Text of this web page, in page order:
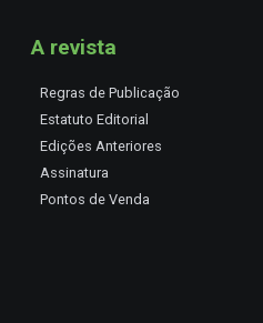
A revista
Regras de Publicação
Estatuto Editorial
Edições Anteriores
Assinatura
Pontos de Venda